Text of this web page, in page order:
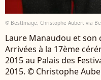
© BestImage, Christophe Aubert via
Laure Manaudou et son
Arrivées à la 17ème
2015 au Palais des
2015. © Christophe